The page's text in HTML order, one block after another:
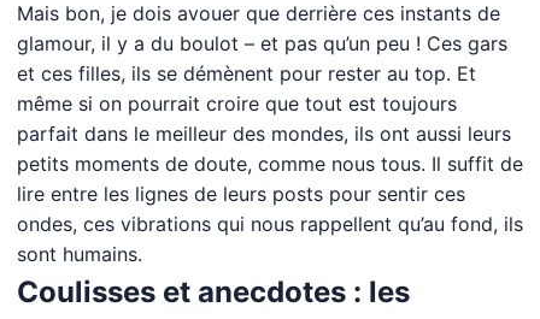
Mais bon, je dois avouer que derrière ces instants de
glamour, il y a du boulot – et pas qu’un peu ! Ces gars
et ces filles, ils se démènent pour rester au top. Et
même si on pourrait croire que tout est toujours
parfait dans le meilleur des mondes, ils ont aussi leurs
petits moments de doute, comme nous tous. Il suffit de
lire entre les lignes de leurs posts pour sentir ces
ondes, ces vibrations qui nous rappellent qu’au fond, ils
sont humains.
Coulisses et anecdotes : les